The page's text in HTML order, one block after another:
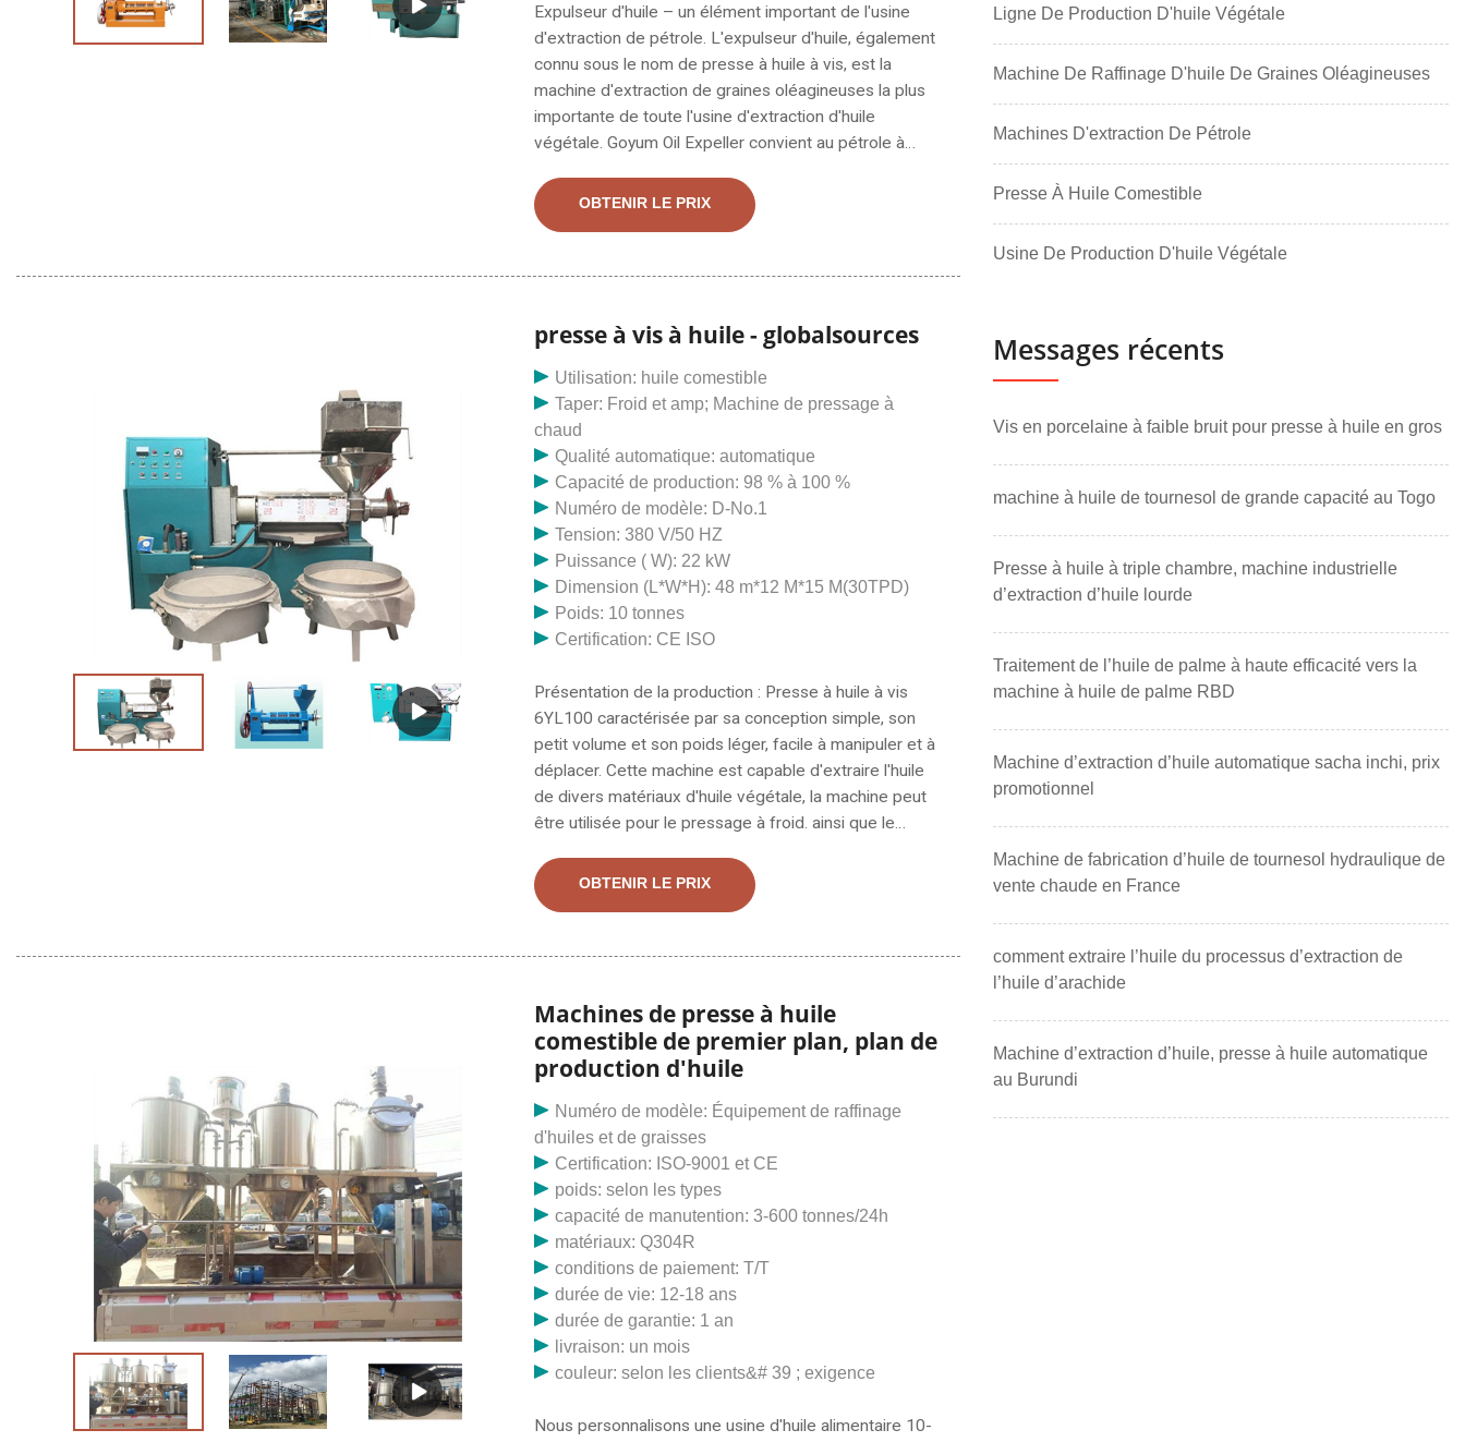
Expulseur d'huile – un élément important de l'usine
d'extraction de pétrole. L'expulseur d'huile, également
connu sous le nom de presse à huile à vis, est la
machine d'extraction de graines oléagineuses la plus
importante de toute l'usine d'extraction d'huile
végétale. Goyum Oil Expeller convient au pétrole à
vis de machine de presse à huile de vis à grande
échelle. Offrant une large gamme d'expulseurs d'huile,
industrielles, de machines de moulin à huile, etc. Il
des graines d'abrasin, des graines de tournesol, des
graines d'arachide et d'autres plantes à haute teneur
en huile.
OBTENIR LE PRIX
presse à vis à huile - globalsources
Utilisation: huile comestible
Taper: Froid et amp; Machine de pressage à
chaud
Qualité automatique: automatique
Capacité de production: 98 % à 100 %
Numéro de modèle: D-No.1
Tension: 380 V/50 HZ
Puissance ( W): 22 kW
Dimension (L*W*H): 48 m*12 M*15 M(30TPD)
Poids: 10 tonnes
Certification: CE ISO
Présentation de la production : Presse à huile à vis
6YL100 caractérisée par sa conception simple, son
petit volume et son poids léger, facile à manipuler et à
déplacer. Cette machine est capable d'extraire l'huile
de divers matériaux d'huile végétale, la machine peut
être utilisée pour le pressage à froid. ainsi que le
à faible intensité de travail et à profit économique
élevé, qui a également moins. EXPELLER À HUILE /
d'entrée de graines à traiter par jour/24 heures : 3 T
pour un entretien facile. Faible investissement initial,
facile à installer, rendement élevé à faible coût
d'exploitation, capable d'extraire le pétrole de tous les
pétroles connus
OBTENIR LE PRIX
Machines de presse à huile
comestible de premier plan, plan de
production d'huile
Numéro de modèle: Équipement de raffinage
d'huiles et de graisses
Certification: ISO-9001 et CE
poids: selon les types
capacité de manutention: 3-600 tonnes/24h
matériaux: Q304R
conditions de paiement: T/T
durée de vie: 12-18 ans
durée de garantie: 1 an
livraison: un mois
couleur: selon les clients&# 39 ; exigence
Nous personnalisons une usine d'huile alimentaire 10-
Ligne De Production D'huile Végétale
Machine De Raffinage D'huile De Graines Oléagineuses
Machines D'extraction De Pétrole
Presse À Huile Comestible
Usine De Production D'huile Végétale
Messages récents
Vis en porcelaine à faible bruit pour presse à huile en gros
machine à huile de tournesol de grande capacité au Togo
Presse à huile à triple chambre, machine industrielle
d’extraction d’huile lourde
Traitement de l’huile de palme à haute efficacité vers la
machine à huile de palme RBD
Machine d’extraction d’huile automatique sacha inchi, prix
promotionnel
Machine de fabrication d’huile de tournesol hydraulique de
vente chaude en France
comment extraire l’huile du processus d’extraction de
l’huile d’arachide
Machine d’extraction d’huile, presse à huile automatique
au Burundi